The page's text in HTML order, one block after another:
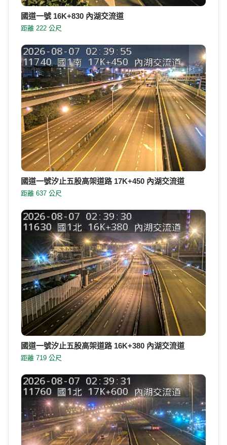
國道一號 16K+830 內湖交流道
距離 222 公尺
國道一號汐止五股高架道路 17K+450 內湖交流道
距離 637 公尺
國道一號汐止五股高架道路 16K+380 內湖交流道
距離 719 公尺